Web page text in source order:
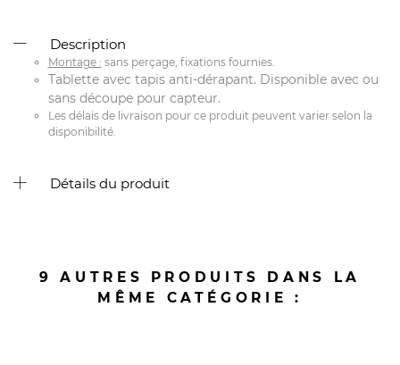
Description
Montage : sans perçage, fixations fournies.
Tablette avec tapis anti-dérapant. Disponible avec ou
sans découpe pour capteur.
Les délais de livraison pour ce produit peuvent varier selon la
disponibilité.
Détails du produit
9 AUTRES PRODUITS DANS LA
MÊME CATÉGORIE :